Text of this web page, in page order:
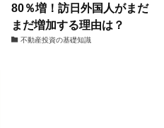
80％増！訪日外国人がまだ
まだ増加する理由は？
不動産投資の基礎知識